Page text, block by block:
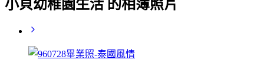
小貝幼稚園生活 的相簿照片